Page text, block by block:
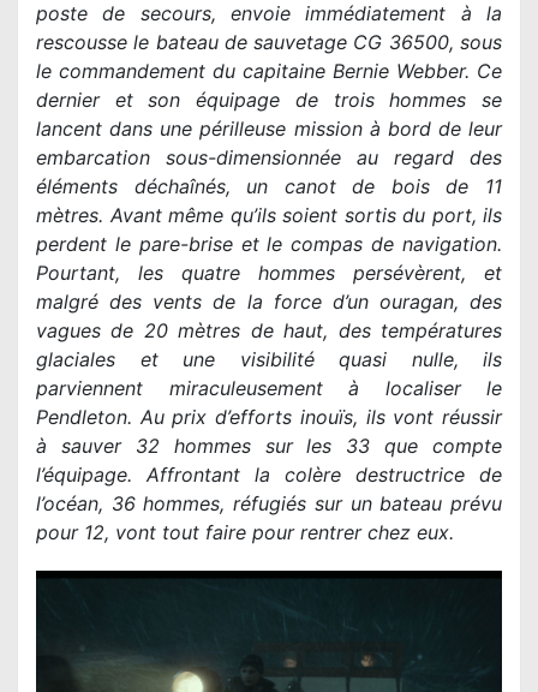
poste de secours, envoie immédiatement à la
rescousse le bateau de sauvetage CG 36500, sous
le commandement du capitaine Bernie Webber. Ce
dernier et son équipage de trois hommes se
lancent dans une périlleuse mission à bord de leur
embarcation sous-dimensionnée au regard des
éléments déchaînés, un canot de bois de 11
mètres. Avant même qu’ils soient sortis du port, ils
perdent le pare-brise et le compas de navigation.
Pourtant, les quatre hommes persévèrent, et
malgré des vents de la force d’un ouragan, des
vagues de 20 mètres de haut, des températures
glaciales et une visibilité quasi nulle, ils
parviennent miraculeusement à localiser le
Pendleton. Au prix d’efforts inouïs, ils vont réussir
à sauver 32 hommes sur les 33 que compte
l’équipage. Affrontant la colère destructrice de
l’océan, 36 hommes, réfugiés sur un bateau prévu
pour 12, vont tout faire pour rentrer chez eux.